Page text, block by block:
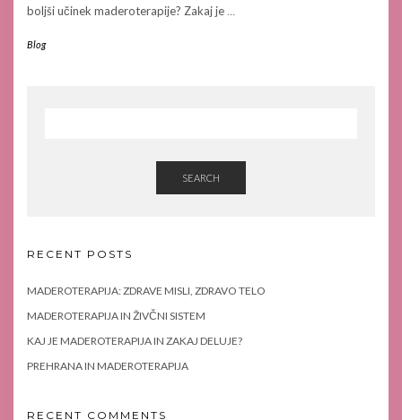
boljši učinek maderoterapije? Zakaj je…
Blog
SEARCH
RECENT POSTS
MADEROTERAPIJA: ZDRAVE MISLI, ZDRAVO TELO
MADEROTERAPIJA IN ŽIVČNI SISTEM
KAJ JE MADEROTERAPIJA IN ZAKAJ DELUJE?
PREHRANA IN MADEROTERAPIJA
RECENT COMMENTS